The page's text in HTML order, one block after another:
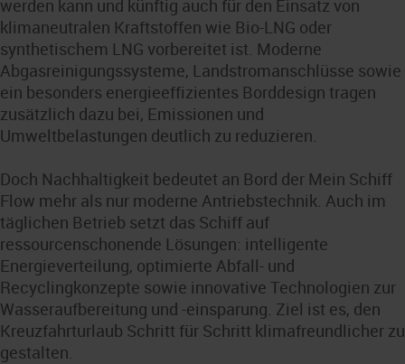
werden kann und künftig auch für den Einsatz von
klimaneutralen Kraftstoffen wie Bio-LNG oder
synthetischem LNG vorbereitet ist. Moderne
Abgasreinigungssysteme, Landstromanschlüsse sowie
ein besonders energieeffizientes Borddesign tragen
zusätzlich dazu bei, Emissionen und
Umweltbelastungen deutlich zu reduzieren.
Doch Nachhaltigkeit bedeutet an Bord der Mein Schiff
Flow mehr als nur moderne Antriebstechnik. Auch im
täglichen Betrieb setzt das Schiff auf
ressourcenschonende Lösungen: intelligente
Energieverteilung, optimierte Abfall- und
Recyclingkonzepte sowie innovative Technologien zur
Wasseraufbereitung und -einsparung. Ziel ist es, den
Kreuzfahrturlaub Schritt für Schritt klimafreundlicher zu
gestalten.